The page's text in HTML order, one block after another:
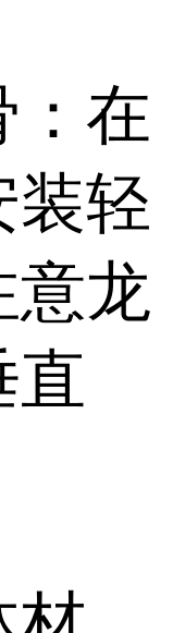
：在
装轻
意龙
直